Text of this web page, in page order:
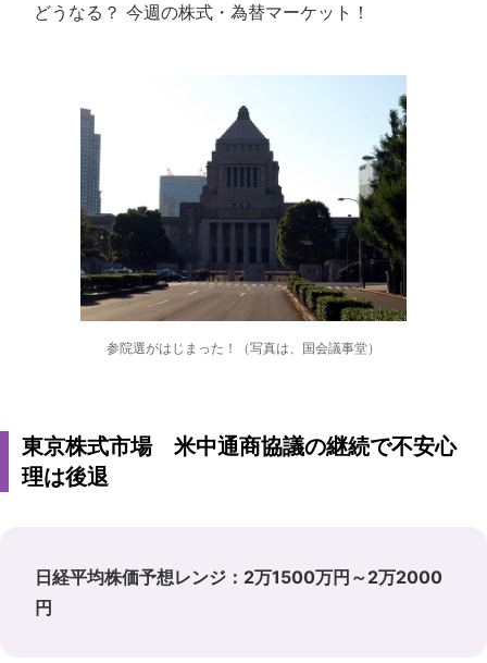
どうなる？ 今週の株式・為替マーケット！
参院選がはじまった！（写真は、国会議事堂）
東京株式市場 米中通商協議の継続で不安心
理は後退
日経平均株価予想レンジ：2万1500万円～2万2000
円